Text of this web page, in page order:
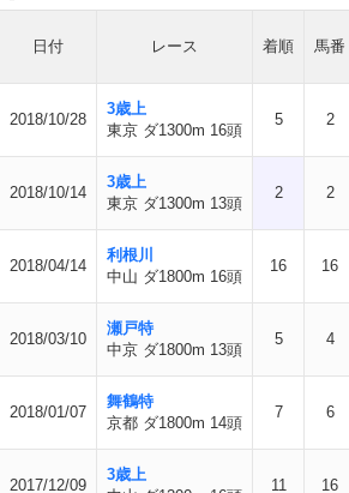
日付 レース 着順 馬番
2018/10/28
3歳上
東京 ダ1300m 16頭
5 2
2018/10/14
3歳上
東京 ダ1300m 13頭
2 2
2018/04/14
利根川
中山 ダ1800m 16頭
16 16
2018/03/10
瀬戸特
中京 ダ1800m 13頭
5 4
2018/01/07
舞鶴特
京都 ダ1800m 14頭
7 6
2017/12/09
3歳上
11 16